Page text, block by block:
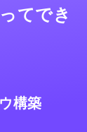
てでき
構築